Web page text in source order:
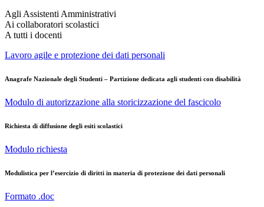
Agli Assistenti Amministrativi
Ai collaboratori scolastici
A tutti i docenti
Lavoro agile e protezione dei dati personali
Anagrafe Nazionale degli Studenti – Partizione dedicata agli studenti con disabilità
Modulo di autorizzazione alla storicizzazione del fascicolo
Richiesta di diffusione degli esiti scolastici
Modulo richiesta
Modulistica per l’esercizio di diritti in materia di protezione dei dati personali
Formato .doc